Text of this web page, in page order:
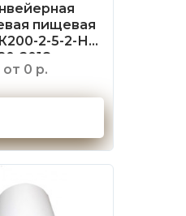
пищевая
2-5-2-НБ
2018
от 0 р.